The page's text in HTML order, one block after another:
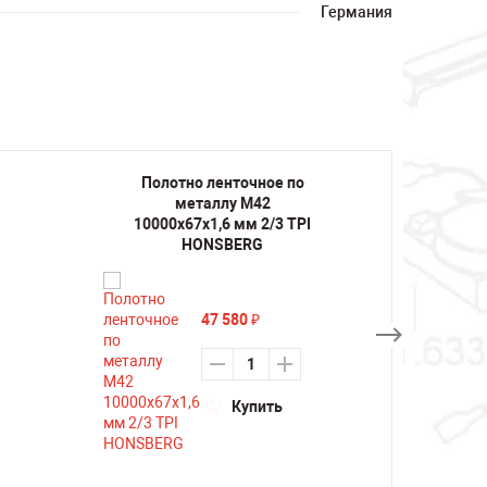
Германия
Полотно ленточное по
металлу M42
10000х67х1,6 мм 2/3 TPI
HONSBERG
47 580 ₽
Купить